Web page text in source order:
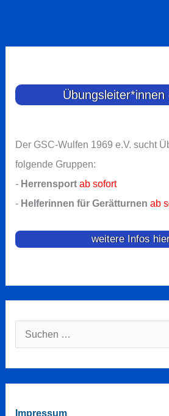
Übungsleiter*innen
Der GSC-Wulfen 1969 e.V. sucht
folgende Gruppen:
- Herrensportab sofort
- Helferinnen für Gerätturnen ab
weitere Infos
Suchen
nach:
Impressum